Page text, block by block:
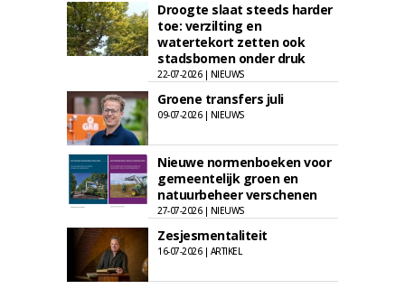
Droogte slaat steeds harder
toe: verzilting en
watertekort zetten ook
stadsbomen onder druk
22-07-2026 | NIEUWS
Groene transfers juli
09-07-2026 | NIEUWS
Nieuwe normenboeken voor
gemeentelijk groen en
natuurbeheer verschenen
27-07-2026 | NIEUWS
Zesjesmentaliteit
16-07-2026 | ARTIKEL